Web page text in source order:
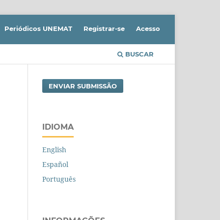
BUSCAR
Periódicos UNEMAT Registrar-se Acesso
ENVIAR SUBMISSÃO
IDIOMA
English
Español
Português